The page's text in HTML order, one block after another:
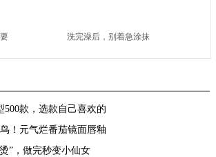
洗完澡后，别着急涂抹
500款，选款自己喜欢的
！元气烂番茄镜面唇釉
”，做完秒变小仙女